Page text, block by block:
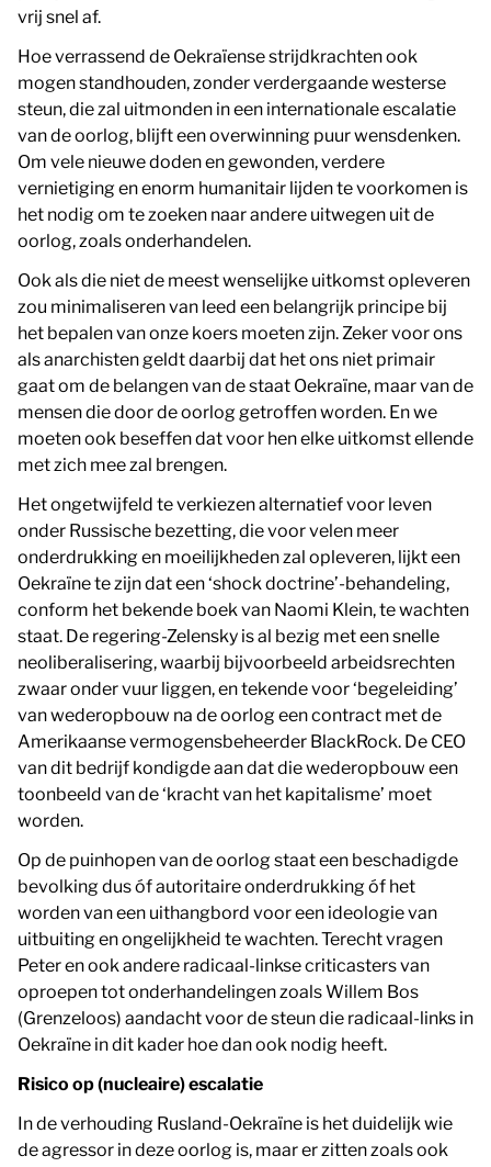
vrij snel af.
Hoe verrassend de Oekraïense strijdkrachten ook
mogen standhouden, zonder verdergaande westerse
steun, die zal uitmonden in een internationale escalatie
van de oorlog, blijft een overwinning puur wensdenken.
Om vele nieuwe doden en gewonden, verdere
vernietiging en enorm humanitair lijden te voorkomen is
het nodig om te zoeken naar andere uitwegen uit de
oorlog, zoals onderhandelen.
Ook als die niet de meest wenselijke uitkomst opleveren
zou minimaliseren van leed een belangrijk principe bij
het bepalen van onze koers moeten zijn. Zeker voor ons
als anarchisten geldt daarbij dat het ons niet primair
gaat om de belangen van de staat Oekraïne, maar van de
mensen die door de oorlog getroffen worden. En we
moeten ook beseffen dat voor hen elke uitkomst ellende
met zich mee zal brengen.
Het ongetwijfeld te verkiezen alternatief voor leven
onder Russische bezetting, die voor velen meer
onderdrukking en moeilijkheden zal opleveren, lijkt een
Oekraïne te zijn dat een ‘shock doctrine’-behandeling,
conform het bekende boek van Naomi Klein, te wachten
staat. De regering-Zelensky is al bezig met een snelle
neoliberalisering, waarbij bijvoorbeeld arbeidsrechten
zwaar onder vuur liggen, en tekende voor ‘begeleiding’
van wederopbouw na de oorlog een contract met de
Amerikaanse vermogensbeheerder BlackRock. De CEO
van dit bedrijf kondigde aan dat die wederopbouw een
toonbeeld van de ‘kracht van het kapitalisme’ moet
worden.
Op de puinhopen van de oorlog staat een beschadigde
bevolking dus óf autoritaire onderdrukking óf het
worden van een uithangbord voor een ideologie van
uitbuiting en ongelijkheid te wachten. Terecht vragen
Peter en ook andere radicaal-linkse criticasters van
oproepen tot onderhandelingen zoals Willem Bos
(Grenzeloos) aandacht voor de steun die radicaal-links in
Oekraïne in dit kader hoe dan ook nodig heeft.
Risico op (nucleaire) escalatie
In de verhouding Rusland-Oekraïne is het duidelijk wie
de agressor in deze oorlog is, maar er zitten zoals ook